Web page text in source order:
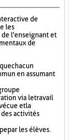
de
les
de l'enseignant et
de
chacun
en assumant
via le travail
et la
activités
par les élèves.